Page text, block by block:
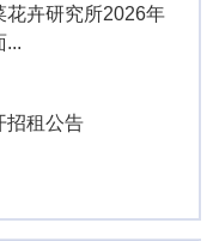
花卉研究所2026年
...
招租公告